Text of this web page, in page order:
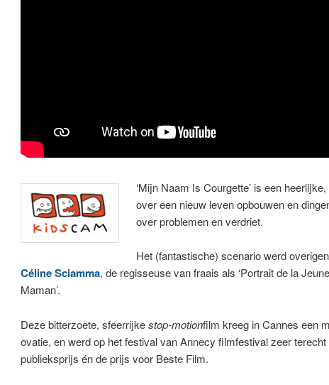
‘Mijn Naam Is Courgette’ is een
over een nieuw leven opbouwen en
over problemen en verdriet.
Het (fantastische) scenario werd
Céline Sciamma, de regisseuse van fraais als ‘Portrait de la
Maman’.
Deze bitterzoete, sfeerrijkestop-motionfilm kreeg in Cannes een
ovatie, en werd op het festival van Annecy filmfestival zeer
publieksprijs én de prijs voor Beste Film.